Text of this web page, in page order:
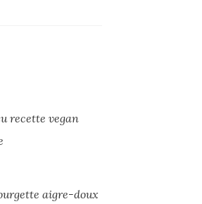
recette vegan
aigre-doux